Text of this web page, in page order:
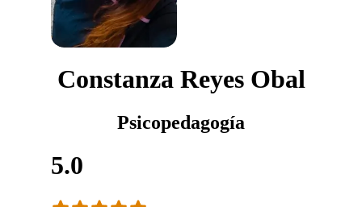
Constanza Reyes Obal
Psicopedagogía
5.0